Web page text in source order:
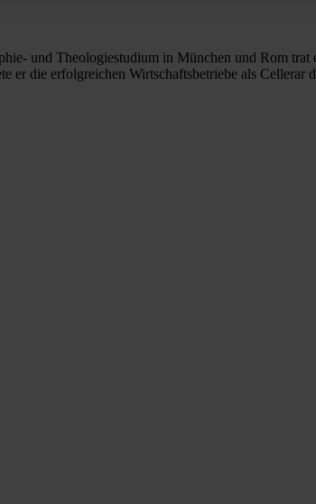
und Theologiestudium in München und Rom
er die erfolgreichen Wirtschaftsbetriebe als